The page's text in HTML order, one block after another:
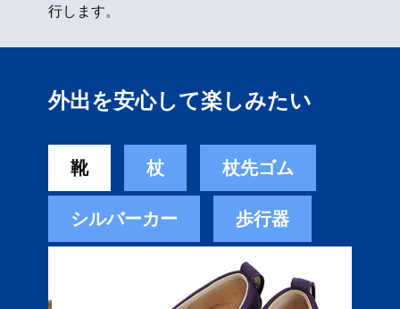
行します。
外出を安心して楽しみたい
靴 杖 杖先ゴム
シルバーカー 歩行器